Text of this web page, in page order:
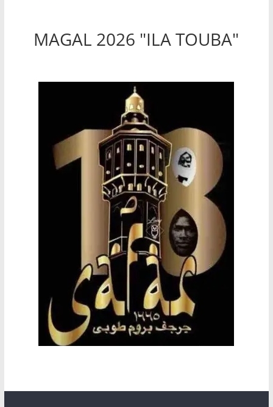
MAGAL 2026 "ILA TOUBA"